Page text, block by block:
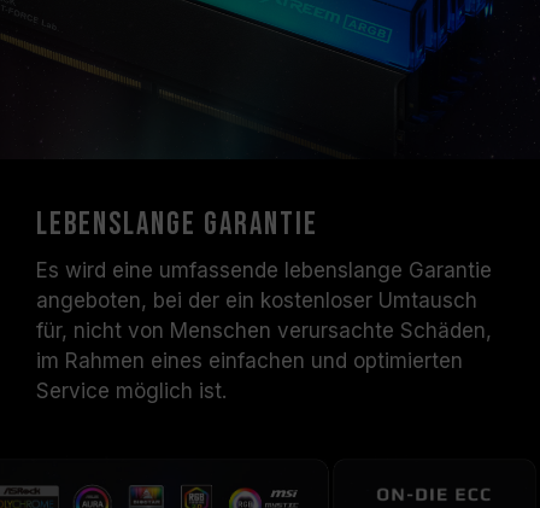
Lebenslange Garantie
Es wird eine umfassende lebenslange Garantie
angeboten, bei der ein kostenloser Umtausch
für, nicht von Menschen verursachte Schäden,
im Rahmen eines einfachen und optimierten
Service möglich ist.